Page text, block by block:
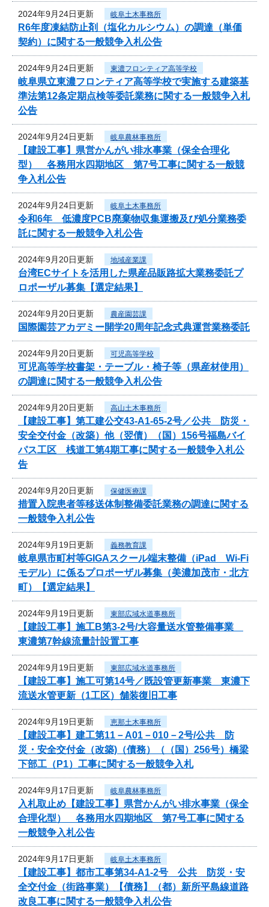
2024年9月24日更新 岐阜土木事務所
R6年度凍結防止剤（塩化カルシウム）の調達（単価
契約）に関する一般競争入札公告
2024年9月24日更新 東濃フロンティア高等学校
岐阜県立東濃フロンティア高等学校で実施する建築基
準法第12条定期点検等委託業務に関する一般競争入札
公告
2024年9月24日更新 岐阜農林事務所
【建設工事】県営かんがい排水事業（保全合理化
型） 各務用水四期地区 第7号工事に関する一般競
争入札公告
2024年9月24日更新 岐阜土木事務所
令和6年 低濃度PCB廃棄物収集運搬及び処分業務委
託に関する一般競争入札公告
2024年9月20日更新 地域産業課
台湾ECサイトを活用した県産品販路拡大業務委託プ
ロポーザル募集【選定結果】
2024年9月20日更新 農産園芸課
国際園芸アカデミー開学20周年記念式典運営業務委託
2024年9月20日更新 可児高等学校
可児高等学校書架・テーブル・椅子等（県産材使用）
の調達に関する一般競争入札公告
2024年9月20日更新 高山土木事務所
【建設工事】第工建公交43-A1-65-2号／公共 防災・
安全交付金（改築）他（翌債）（国）156号福島バイ
パス工区 桟道工第4期工事に関する一般競争入札公
告
2024年9月20日更新 保健医療課
措置入院患者等移送体制整備委託業務の調達に関する
一般競争入札公告
2024年9月19日更新 義務教育課
岐阜県市町村等GIGAスクール端末整備（iPad Wi-Fi
モデル）に係るプロポーザル募集（美濃加茂市・北方
町）【選定結果】
2024年9月19日更新 東部広域水道事務所
【建設工事】施工B第3-2号/大容量送水管整備事業
東濃第7幹線流量計設置工事
2024年9月19日更新 東部広域水道事務所
【建設工事】施工可第14号／既設管更新事業 東濃下
流送水管更新（1工区）舗装復旧工事
2024年9月19日更新 恵那土木事務所
【建設工事】建工第11－A01－010－2号/公共 防
災・安全交付金（改築)（債務）（（国）256号）橋梁
下部工（P1）工事に関する一般競争入札
2024年9月17日更新 岐阜農林事務所
入札取止め【建設工事】県営かんがい排水事業（保全
合理化型） 各務用水四期地区 第7号工事に関する
一般競争入札公告
2024年9月17日更新 岐阜土木事務所
【建設工事】都市工事第34-A1-2号 公共 防災・安
全交付金（街路事業）【債務】（都）新所平島線道路
改良工事に関する一般競争入札公告